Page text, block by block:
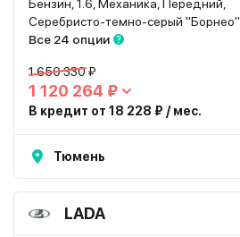
Бензин, 1.6, Механика, Передний,
Серебристо-темно-серый
Все 24 опции
1 650 330 ₽
1 120 264 ₽
В кредит от 18 228 ₽ / мес.
Тюмень
LADA